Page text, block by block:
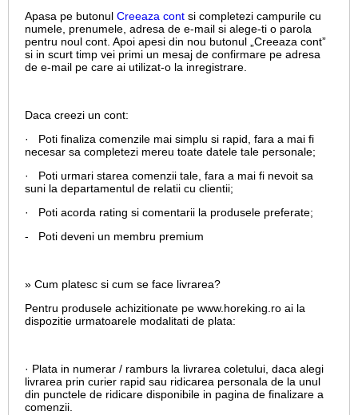
Apasa pe butonul Creeaza cont si completezi campurile cu
numele, prenumele, adresa de e-mail si alege-ti o parola
pentru noul cont. Apoi apesi din nou butonul „Creeaza cont”
si in scurt timp vei primi un mesaj de confirmare pe adresa
de e-mail pe care ai utilizat-o la inregistrare.
Daca creezi un cont:
· Poti finaliza comenzile mai simplu si rapid, fara a mai fi
necesar sa completezi mereu toate datele tale personale;
· Poti urmari starea comenzii tale, fara a mai fi nevoit sa
suni la departamentul de relatii cu clientii;
· Poti acorda rating si comentarii la produsele preferate;
- Poti deveni un membru premium
» Cum platesc si cum se face livrarea?
Pentru produsele achizitionate pe www.horeking.ro ai la
dispozitie urmatoarele modalitati de plata:
· Plata in numerar / ramburs la livrarea coletului, daca alegi
livrarea prin curier rapid sau ridicarea personala de la unul
din punctele de ridicare disponibile in pagina de finalizare a
comenzii.